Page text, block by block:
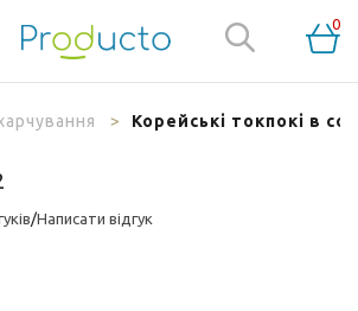
0
Корейські токпокі в
/Написати відгук